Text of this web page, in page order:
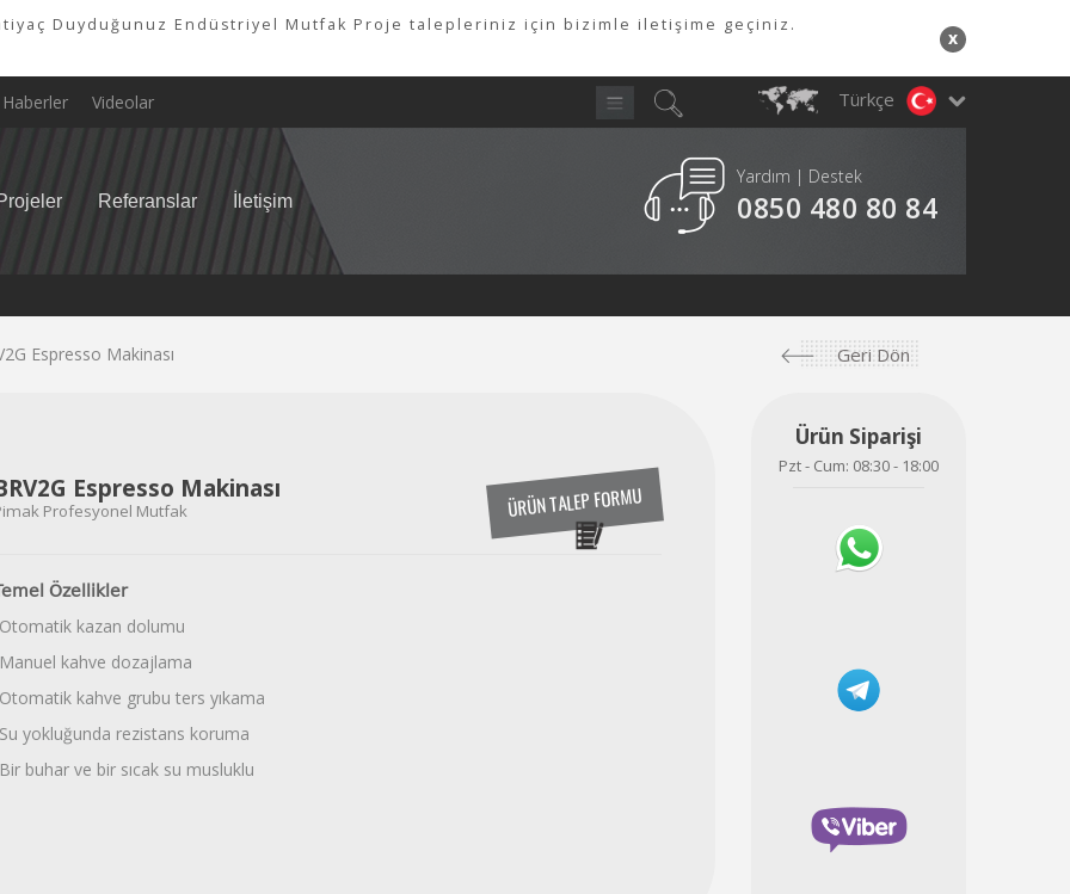
Duyduğunuz Endüstriyel Mutfak Proje talepleriniz için bizimle iletişime geçiniz.
x
Haberler Videolar Türkçe
Referanslar İletişim
Yardım | Destek
0850 480 80 84
Espresso Makinası Geri Dön
Espresso Makinası
Profesyonel Mutfak ÜRÜN TALEP FORMU
Özellikler
kazan dolumu
kahve dozajlama
kahve grubu ters yıkama
yokluğunda rezistans koruma
buhar ve bir sıcak su musluklu
Ürün Siparişi
Pzt - Cum: 08:30 - 18:00